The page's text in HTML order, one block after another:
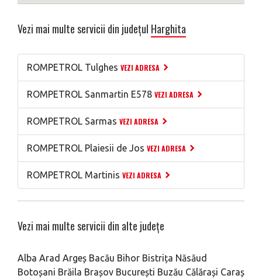
Vezi mai multe servicii din județul Harghita
ROMPETROL Tulghes VEZI ADRESA
ROMPETROL Sanmartin E578 VEZI ADRESA
ROMPETROL Sarmas VEZI ADRESA
ROMPETROL Plaiesii de Jos VEZI ADRESA
ROMPETROL Martinis VEZI ADRESA
Vezi mai multe servicii din alte județe
Alba Arad Argeș Bacău Bihor Bistrița Năsăud
Botoșani Brăila Brașov București Buzău Călărași Caraș